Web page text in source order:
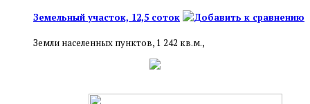
Земельный участок, 12,5 соток
Земли населенных пунктов, 1 242 кв.м.,